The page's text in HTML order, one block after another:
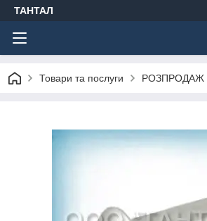
ТАНТАЛ
Товари та послуги РОЗПРОДАЖ